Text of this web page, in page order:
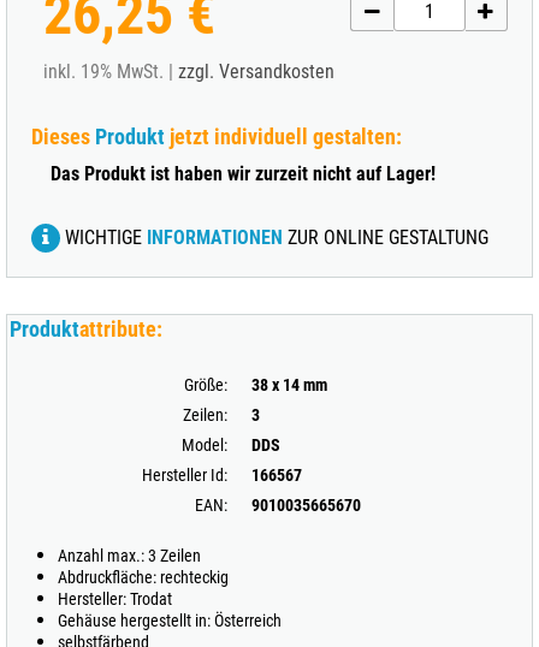
inkl. 19% MwSt. | zzgl. Versandkosten
Dieses Produkt jetzt individuell gestalten:
Das Produkt ist haben wir zurzeit nicht auf Lager!
WICHTIGE INFORMATIONEN ZUR ONLINE GESTALTUNG
Produktattribute:
Größe:
38 x 14 mm
Zeilen:
3
Model:
DDS
Hersteller Id:
166567
EAN:
9010035665670
Anzahl max.: 3 Zeilen
Abdruckfläche: rechteckig
Hersteller: Trodat
Gehäuse hergestellt in: Österreich
selbstfärbend